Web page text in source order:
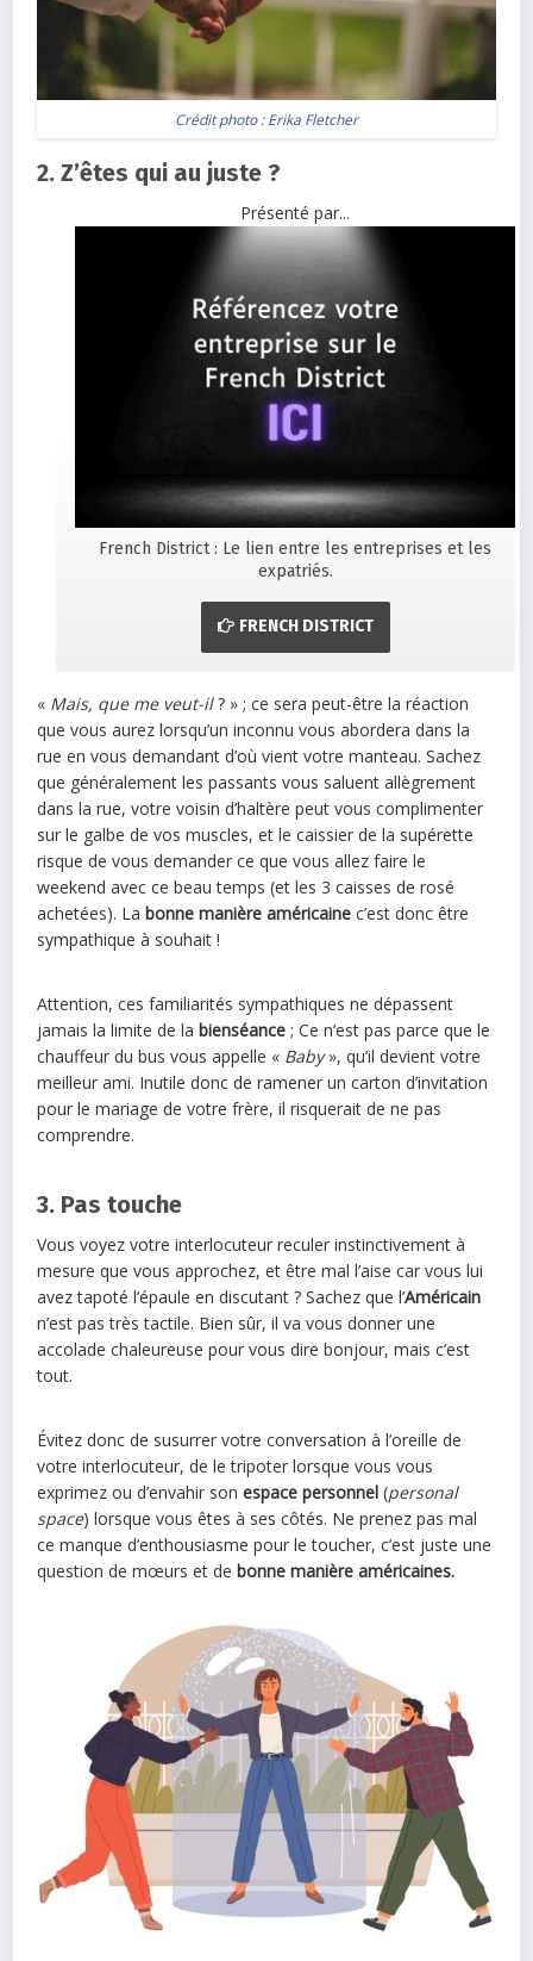
Crédit photo :Erika Fletcher
2. Z’êtes qui au juste ?
Présenté par...
French District : Le lien entre les entreprises et les
expatriés.
FRENCH DISTRICT
« Mais, que me veut-il? » ; ce sera peut-être la réaction
que vous aurez lorsqu’un inconnu vous abordera dans la
rue en vous demandant d’où vient votre manteau. Sachez
que généralement les passants vous saluent allègrement
dans la rue, votre voisin d’haltère peut vous complimenter
sur le galbe de vos muscles, et le caissier de la supérette
risque de vous demander ce que vous allez faire le
weekend avec ce beau temps (et les 3 caisses de rosé
achetées). La bonne manière américaine c’est donc être
sympathique à souhait !
Attention, ces familiarités sympathiques ne dépassent
jamais la limite de la bienséance; Ce n’est pas parce que le
chauffeur du bus vous appelle « Baby», qu’il devient votre
meilleur ami. Inutile donc de ramener un carton d’invitation
pour le mariage de votre frère, il risquerait de ne pas
comprendre.
3. Pas touche
Vous voyez votre interlocuteur reculer instinctivement à
mesure que vous approchez, et être mal l’aise car vous lui
avez tapoté l’épaule en discutant ? Sachez que l’Américain
n’est pas très tactile. Bien sûr, il va vous donner une
accolade chaleureuse pour vous dire bonjour, mais c’est
tout.
Évitez donc de susurrer votre conversation à l’oreille de
votre interlocuteur, de le tripoter lorsque vous vous
exprimez ou d’envahir sonespace personnel (personal
space) lorsque vous êtes à ses côtés. Ne prenez pas mal
ce manque d’enthousiasme pour le toucher, c’est juste une
question de mœurs et de bonne manière américaines.